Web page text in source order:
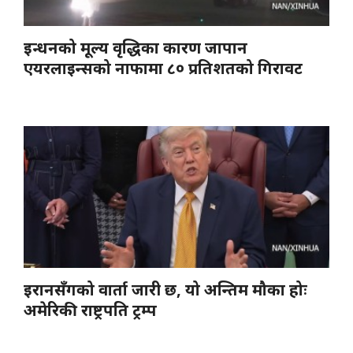
इन्धनको मूल्य वृद्धिका कारण जापान
एयरलाइन्सको नाफामा ८० प्रतिशतको गिरावट
इरानसँगको वार्ता जारी छ, यो अन्तिम मौका होः
अमेरिकी राष्ट्रपति ट्रम्प